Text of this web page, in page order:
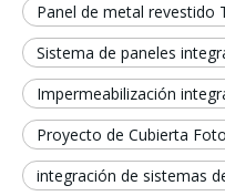
Panel de metal revestido
Sistema de paneles
Impermeabilización
Proyecto de Cubierta
integración de sistemas